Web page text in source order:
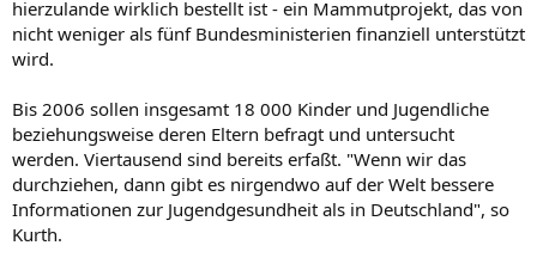
hierzulande wirklich bestellt ist - ein Mammutprojekt, das von
nicht weniger als fünf Bundesministerien finanziell unterstützt
wird.
Bis 2006 sollen insgesamt 18 000 Kinder und Jugendliche
beziehungsweise deren Eltern befragt und untersucht
werden. Viertausend sind bereits erfaßt. "Wenn wir das
durchziehen, dann gibt es nirgendwo auf der Welt bessere
Informationen zur Jugendgesundheit als in Deutschland", so
Kurth.